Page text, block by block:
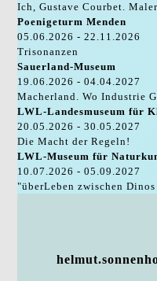
Ich, Gustave Courbet.
Poenigeturm Menden
05.06.2026 - 22.11.2026
Trisonanzen
Sauerland-Museum
19.06.2026 - 04.04.2027
Macherland. Wo Industrie
LWL-Landesmuseum für
20.05.2026 - 30.05.2027
Die Macht der Regeln!
LWL-Museum für
10.07.2026 - 05.09.2027
"überLeben zwischen